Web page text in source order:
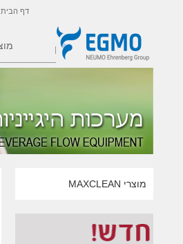
דף הבית
מוצרי MAXCLEAN